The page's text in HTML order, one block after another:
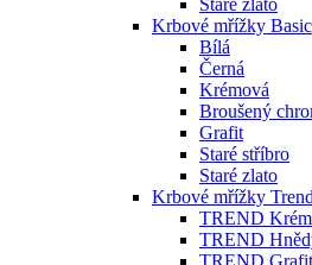
Staré zlato
Krbové mřížky Basic
Bílá
Černá
Krémová
Broušený
Grafit
Staré stříbro
Staré zlato
Krbové mřížky Trend
TREND
TREND
TREND Grafit